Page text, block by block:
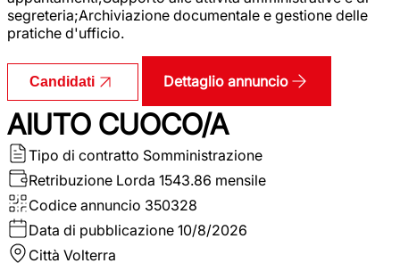
segreteria;Archiviazione documentale e gestione delle
pratiche d'ufficio.
Candidati Dettaglio annuncio
AIUTO CUOCO/A
Tipo di contratto Somministrazione
Retribuzione Lorda 1543.86 mensile
Codice annuncio 350328
Data di pubblicazione 10/8/2026
Città Volterra